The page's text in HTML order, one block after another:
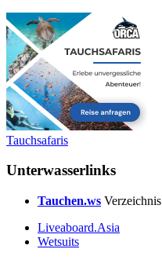
Tauchsafaris
Unterwasserlinks
Tauchen.ws Verzeichnis
Liveaboard.Asia
Wetsuits